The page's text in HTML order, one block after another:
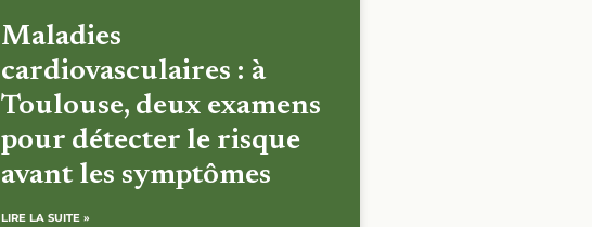
Maladies
cardiovasculaires : à
Toulouse, deux examens
pour détecter le risque
avant les symptômes
LIRE LA SUITE »